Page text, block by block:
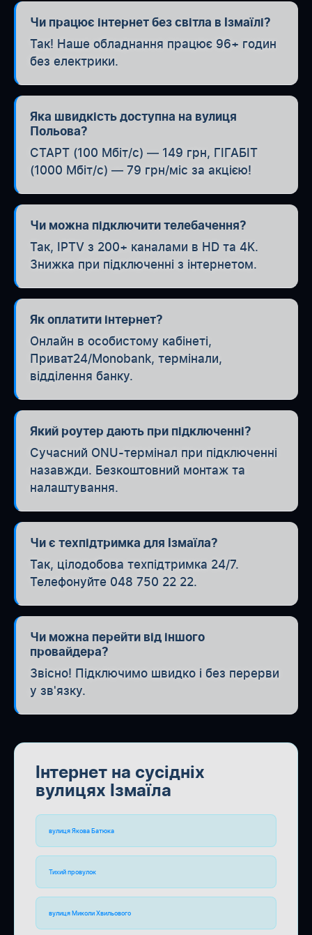
Чи працює інтернет без світла в Ізмаїлі?
Так! Наше обладнання працює 96+ годин
без електрики.
Яка швидкість доступна на вулиця
Польова?
СТАРТ (100 Мбіт/с) — 149 грн, ГІГАБІТ
(1000 Мбіт/с) — 79 грн/міс за акцією!
Чи можна підключити телебачення?
Так, IPTV з 200+ каналами в HD та 4K.
Знижка при підключенні з інтернетом.
Як оплатити інтернет?
Онлайн в особистому кабінеті,
Приват24/Monobank, термінали,
відділення банку.
Який роутер дають при підключенні?
Сучасний ONU-термінал при підключенні
назавжди. Безкоштовний монтаж та
налаштування.
Чи є техпідтримка для Ізмаїла?
Так, цілодобова техпідтримка 24/7.
Телефонуйте 048 750 22 22.
Чи можна перейти від іншого
провайдера?
Звісно! Підключимо швидко і без перерви
у зв'язку.
Інтернет на сусідніх
вулицях Ізмаїла
вулиця Якова Батюка
Тихий провулок
вулиця Миколи Хвильового